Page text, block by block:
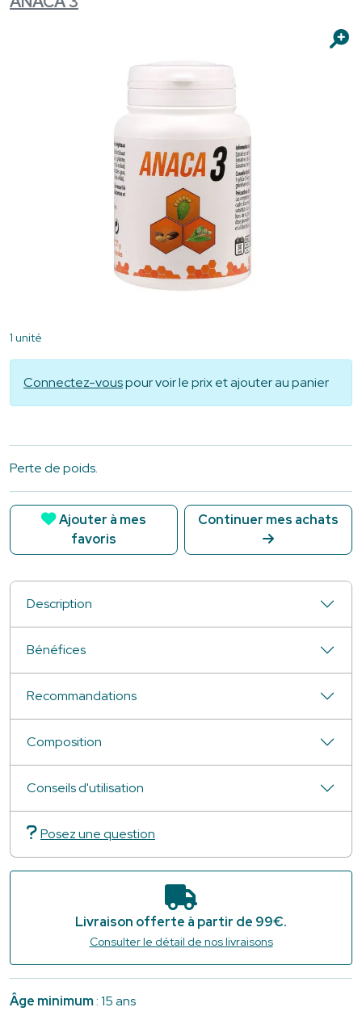
1 unité
Connectez-vouspour voir le prix et ajouter au panier
Perte de poids.
Ajouter à mes
favoris
Continuer mes achats
Description
Bénéfices
Recommandations
Composition
Conseils d'utilisation
Posez une question
Livraison offerte à partir de 99€.
Consulter le détail de nos livraisons
Âge minimum: 15 ans